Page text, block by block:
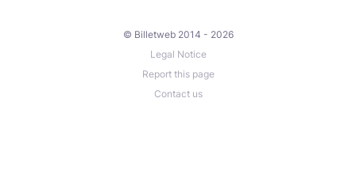
© Billetweb 2014 - 2026
Legal Notice
Report this page
Contact us